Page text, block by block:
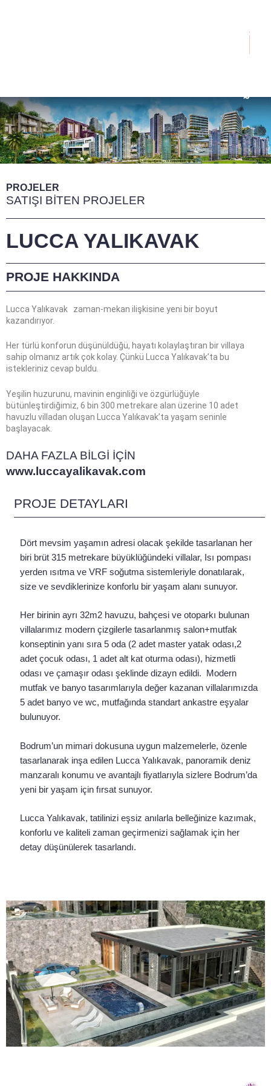
PROJELER
SATIŞI BİTEN PROJELER
LUCCA YALIKAVAK
PROJE HAKKINDA
Lucca Yalıkavak zaman-mekan ilişkisine yeni bir boyut
kazandırıyor.
Her türlü konforun düşünüldüğü, hayatı kolaylaştıran bir villaya
sahip olmanız artık çok kolay. Çünkü Lucca Yalıkavak’ta bu
istekleriniz cevap buldu.
Yeşilin huzurunu, mavinin enginliği ve özgürlüğüyle
bütünleştirdiğimiz, 6 bin 300 metrekare alan üzerine 10 adet
havuzlu villadan oluşan Lucca Yalıkavak’ta yaşam seninle
başlayacak.
DAHA FAZLA BİLGİ İÇİN
www.luccayalikavak.com
PROJE DETAYLARI
Dört mevsim yaşamın adresi olacak şekilde tasarlanan her
biri brüt 315 metrekare büyüklüğündeki villalar, Isı pompası
yerden ısıtma ve VRF soğutma sistemleriyle donatılarak,
size ve sevdiklerinize konforlu bir yaşam alanı sunuyor.
Her birinin ayrı 32m2 havuzu, bahçesi ve otoparkı bulunan
villalarımız modern çizgilerle tasarlanmış salon+mutfak
konseptinin yanı sıra 5 oda (2 adet master yatak odası,2
adet çocuk odası, 1 adet alt kat oturma odası), hizmetli
odası ve çamaşır odası şeklinde dizayn edildi. Modern
mutfak ve banyo tasarımlarıyla değer kazanan villalarımızda
5 adet banyo ve wc, mutfağında standart ankastre eşyalar
bulunuyor.
Bodrum’un mimari dokusuna uygun malzemelerle, özenle
tasarlanarak inşa edilen Lucca Yalıkavak, panoramik deniz
manzaralı konumu ve avantajlı fiyatlarıyla sizlere Bodrum’da
yeni bir yaşam için fırsat sunuyor.
Lucca Yalıkavak, tatilinizi eşsiz anılarla belleğinize kazımak,
konforlu ve kaliteli zaman geçirmenizi sağlamak için her
detay düşünülerek tasarlandı.